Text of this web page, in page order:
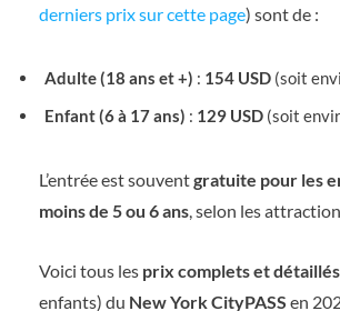
derniers prix sur cette page) sont de :
Adulte (18 ans et +) : 154 USD (soit
Enfant (6 à 17 ans) : 129 USD (soit
L’entrée est souventgratuite pour les
moins de 5 ou 6 ans, selon les
Voici tous les prix complets et détaillés
enfants) du New York CityPASS en